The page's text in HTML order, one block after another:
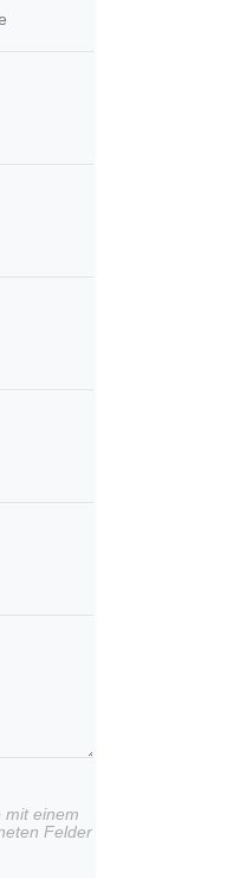
mit einem
Felder